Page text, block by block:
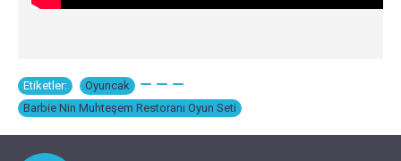
Etiketler: Oyuncak
Barbie Nin Muhteşem Restoranı Oyun Seti